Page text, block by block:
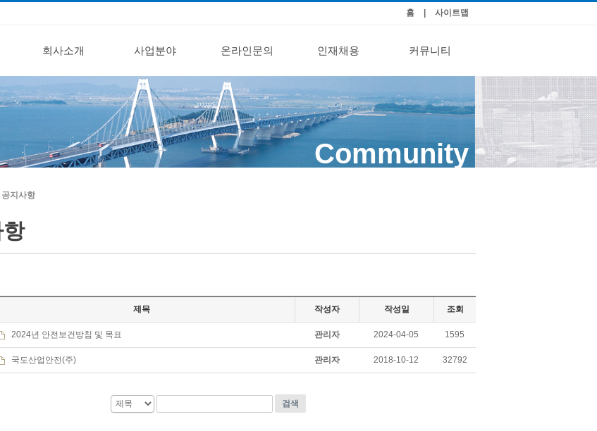
홈 사이트맵
회사소개 사업분야 온라인문의 인재채용 커뮤니티
Community
공지사항
제목 작성자 작성일 조회
2024년 안전보건방침 및 목표 관리자 2024-04-05 1595
국도산업안전(주) 관리자 2018-10-12 32792